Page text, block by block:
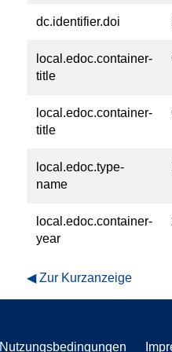
dc.identifier.doi
local.edoc.container-
title
local.edoc.container-
title
local.edoc.type-
name
local.edoc.container-
year
Zur Kurzanzeige
Nutzungsbedingungen